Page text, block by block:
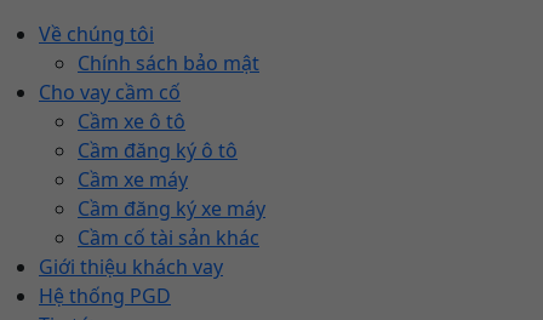
Về chúng tôi
Chính sách bảo mật
Cho vay cầm cố
Cầm xe ô tô
Cầm đăng ký ô tô
Cầm xe máy
Cầm đăng ký xe máy
Cầm cố tài sản khác
Giới thiệu khách vay
Hệ thống PGD